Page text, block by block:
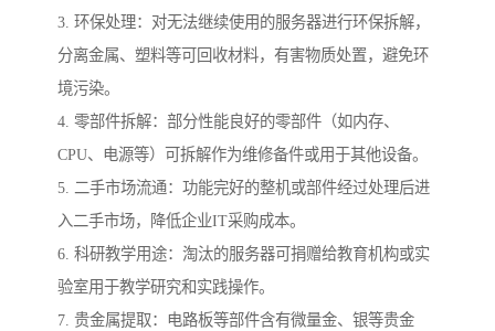
3. 环保处理：对无法继续使用的服务器进行环保拆解，
分离金属、塑料等可回收材料，有害物质处置，避免环
境污染。
4. 零部件拆解：部分性能良好的零部件（如内存、
CPU、电源等）可拆解作为维修备件或用于其他设备。
5. 二手市场流通：功能完好的整机或部件经过处理后进
入二手市场，降低企业IT采购成本。
6. 科研教学用途：淘汰的服务器可捐赠给教育机构或实
验室用于教学研究和实践操作。
7. 贵金属提取：电路板等部件含有微量金、银等贵金